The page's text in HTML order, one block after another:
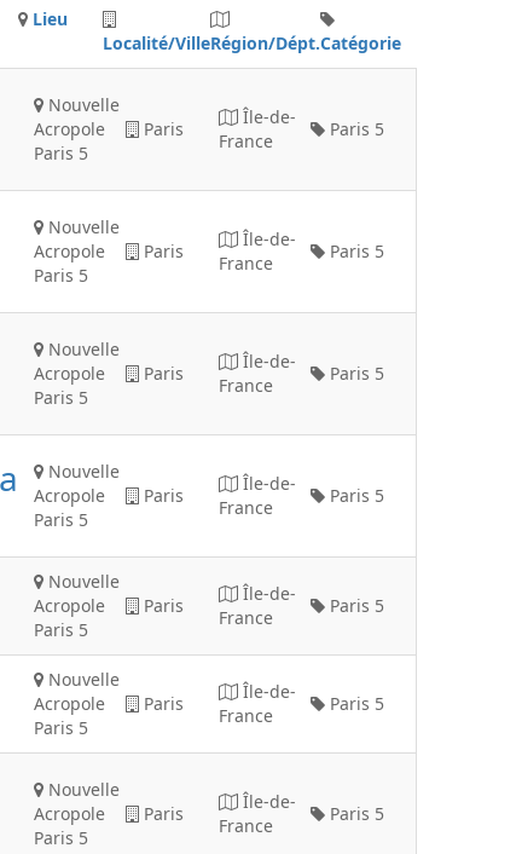
Lieu
Localité/VilleRégion/Dépt.Catégorie
Nouvelle
Acropole
Paris 5
Paris
Île-de-
France
Paris 5
Nouvelle
Acropole
Paris 5
Paris
Île-de-
France
Paris 5
Nouvelle
Acropole
Paris 5
Paris
Île-de-
France
Paris 5
Nouvelle
Acropole
Paris 5
Paris
Île-de-
France
Paris 5
Nouvelle
Acropole
Paris 5
Paris
Île-de-
France
Paris 5
Nouvelle
Acropole
Paris 5
Paris
Île-de-
France
Paris 5
Nouvelle
Acropole
Paris 5
Paris
Île-de-
France
Paris 5